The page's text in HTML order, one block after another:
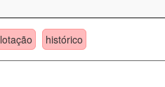
lotação histórico